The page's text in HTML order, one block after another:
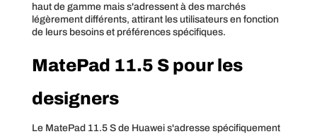
haut de gamme mais s'adressent à des marchés
légèrement différents, attirant les utilisateurs en fonction
de leurs besoins et préférences spécifiques.
MatePad 11.5 S pour les
designers
Le MatePad 11.5 S de Huawei s'adresse spécifiquement